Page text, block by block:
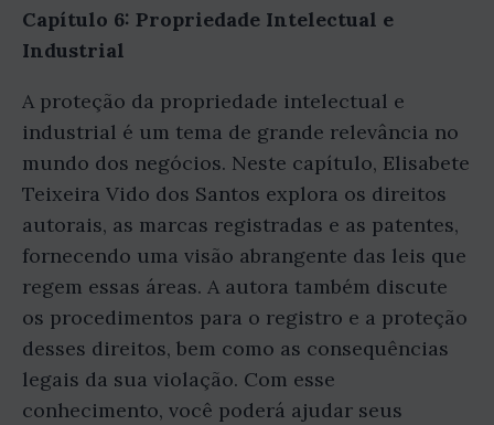
Capítulo 6: Propriedade Intelectual e
Industrial
A proteção da propriedade intelectual e
industrial é um tema de grande relevância no
mundo dos negócios. Neste capítulo, Elisabete
Teixeira Vido dos Santos explora os direitos
autorais, as marcas registradas e as patentes,
fornecendo uma visão abrangente das leis que
regem essas áreas. A autora também discute
os procedimentos para o registro e a proteção
desses direitos, bem como as consequências
legais da sua violação. Com esse
conhecimento, você poderá ajudar seus